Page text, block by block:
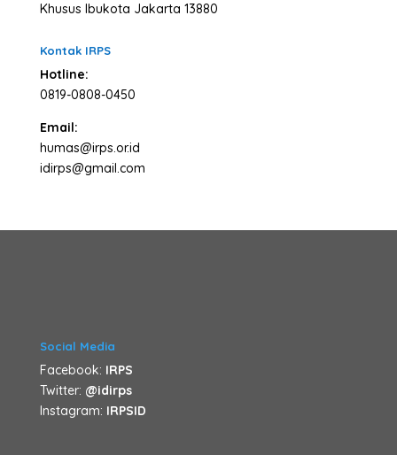
Khusus Ibukota Jakarta 13880
Kontak IRPS
Hotline:
0819-0808-0450
Email:
humas@irps.or.id
idirps@gmail.com
Social Media
Facebook: IRPS
Twitter: @idirps
Instagram: IRPSID